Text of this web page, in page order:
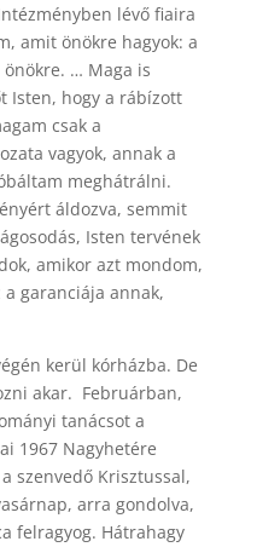
lévő fiaira
amit önökre hagyok: a
… Maga is
Isten, hogy a rábízott
csak a
vagyok, annak a
meghátrálni.
áldozva, semmit
Isten tervének
amikor azt mondom,
garanciája annak,
kerül kórházba. De
akar. Februárban,
tanácsot a
1967 Nagyhetére
szenvedő Krisztussal,
arra gondolva,
felragyog. Hátrahagy